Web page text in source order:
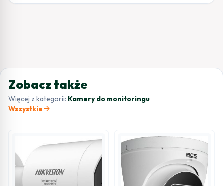
Zobacz także
Więcej z kategorii: Kamery do monitoringu
Wszystkie arrow_forward